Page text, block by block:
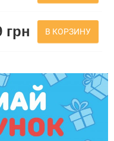
грн В КОРЗИНУ